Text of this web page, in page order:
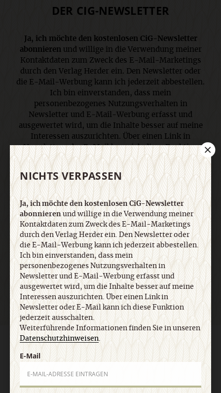
DER CIG-NEWSLETTER
Ja, ich möchte den kostenlosen CiG-Newsletter
abonnieren und willige in die Verwendung meiner
Kontaktdaten zum Zweck des E-Mail-Marketings
durch den Verlag Herder ein. Den Newsletter oder
die E-Mail-Werbung kann ich jederzeit abbestellen.
Ich bin einverstanden, dass mein
personenbezogenes Nutzungsverhalten in
Newsletter und E-Mail-Werbung erfasst und
ausgewertet wird, um die Inhalte besser auf meine
Interessen auszurichten. Über einen Link in
Newsletter oder E-Mail kann ich diese Funktion
jederzeit ausschalten. Weiterführende
Informationen finden Sie in unseren
Datenschutzhinweisen.
E-Mail
Jetzt anmelden
AGB und Widerrufsbelehrung
Vertrag widerrufen Abo online kündigen
NICHTS VERPASSEN
Ja, ich möchte den kostenlosen CiG-Newsletter
abonnierenund willige in die Verwendung meiner
Kontaktdaten zum Zweck des E-Mail-Marketings
durch den Verlag Herder ein. Den Newsletter oder
die E-Mail-Werbung kann ich jederzeit abbestellen.
Ich bin einverstanden, dass mein
personenbezogenes Nutzungsverhalten in
Newsletter und E-Mail-Werbung erfasst und
ausgewertet wird, um die Inhalte besser auf meine
Interessen auszurichten. Über einen Link in
Newsletter oder E-Mail kann ich diese Funktion
jederzeit ausschalten.
Weiterführende Informationen finden Sie in unseren
Datenschutzhinweisen.
E-Mail